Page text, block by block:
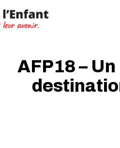
AFP18 –